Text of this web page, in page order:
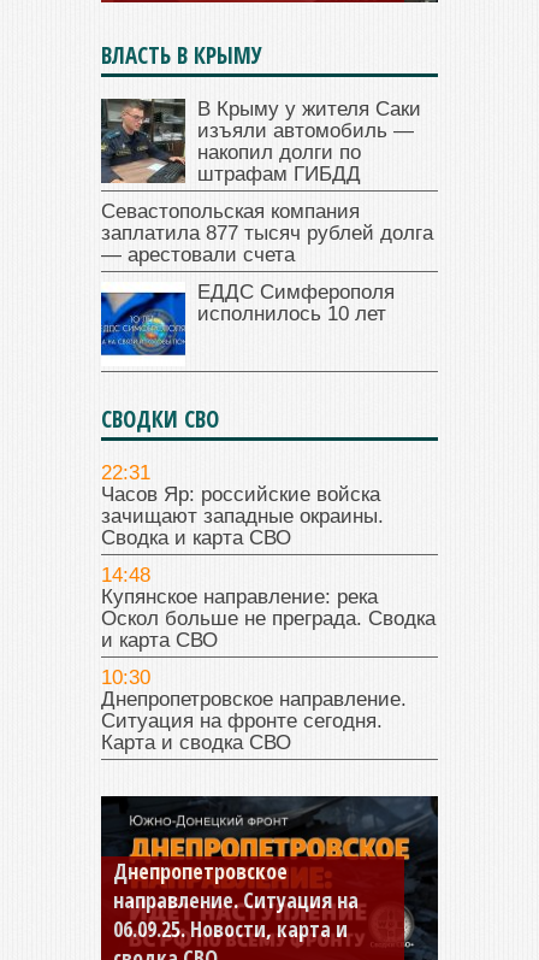
ВЛАСТЬ В КРЫМУ
В Крыму у жителя Саки
изъяли автомобиль —
накопил долги по
штрафам ГИБДД
Севастопольская компания
заплатила 877 тысяч рублей долга
— арестовали счета
ЕДДС Симферополя
исполнилось 10 лет
СВОДКИ СВО
22:31
Часов Яр: российские войска
зачищают западные окраины.
Сводка и карта СВО
14:48
Купянское направление: река
Оскол больше не преграда. Сводка
и карта СВО
10:30
Днепропетровское направление.
Ситуация на фронте сегодня.
Карта и сводка СВО
Днепропетровское
направление. Ситуация на
06.09.25. Новости, карта и
Константиновское
направление. Ситуация на
04.09.25 Новости, карта и